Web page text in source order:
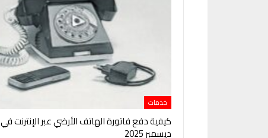
خدمات
كيفية دفع فاتورة الهاتف الأرضي عبر الإنترنت في
ديسمبر 2025